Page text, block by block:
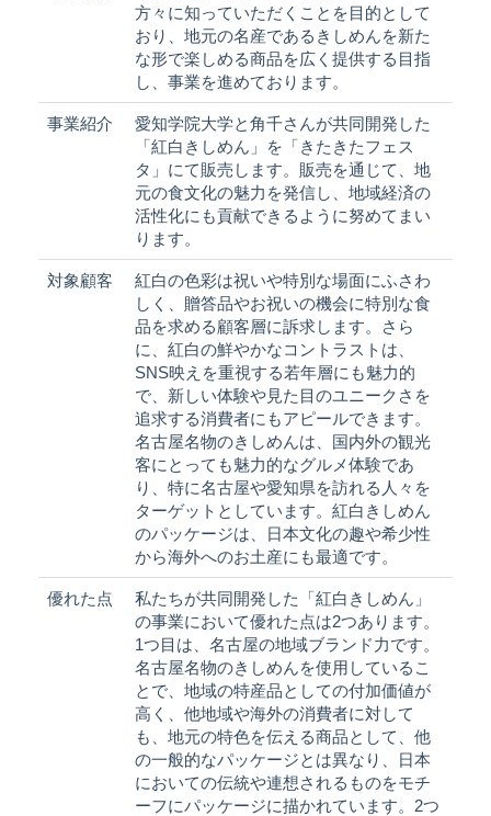
方々に知っていただくことを目的として
おり、地元の名産であるきしめんを新た
な形で楽しめる商品を広く提供する目指
し、事業を進めております。
事業紹介
愛知学院大学と角千さんが共同開発した
「紅白きしめん」を「きたきたフェス
タ」にて販売します。販売を通じて、地
元の食文化の魅力を発信し、地域経済の
活性化にも貢献できるように努めてまい
ります。
対象顧客
紅白の色彩は祝いや特別な場面にふさわ
しく、贈答品やお祝いの機会に特別な食
品を求める顧客層に訴求します。さら
に、紅白の鮮やかなコントラストは、
SNS映えを重視する若年層にも魅力的
で、新しい体験や見た目のユニークさを
追求する消費者にもアピールできます。
名古屋名物のきしめんは、国内外の観光
客にとっても魅力的なグルメ体験であ
り、特に名古屋や愛知県を訪れる人々を
ターゲットとしています。紅白きしめん
のパッケージは、日本文化の趣や希少性
から海外へのお土産にも最適です。
優れた点
私たちが共同開発した「紅白きしめん」
の事業において優れた点は2つあります。
1つ目は、名古屋の地域ブランド力です。
名古屋名物のきしめんを使用しているこ
とで、地域の特産品としての付加価値が
高く、他地域や海外の消費者に対して
も、地元の特色を伝える商品として、他
の一般的なパッケージとは異なり、日本
においての伝統や連想されるものをモチ
ーフにパッケージに描かれています。2つ